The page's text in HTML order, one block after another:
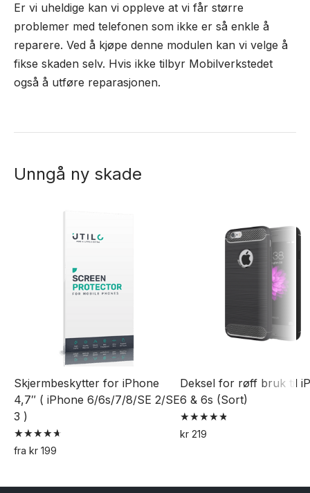
Er vi uheldige kan vi oppleve at vi får større
problemer med telefonen som ikke er så enkle å
reparere. Ved å kjøpe denne modulen kan vi velge å
fikse skaden selv. Hvis ikke tilbyr Mobilverkstedet
også å utføre reparasjonen.
Unngå ny skade
Skjermbeskytter for iPhone
4,7″ ( iPhone 6/6s/7/8/SE 2/SE
3 )
Vurdert
4.73
fra kr 199
produktet
Deksel for røff bruk til
6 & 6s (Sort)
Vurdert
4.85
kr219